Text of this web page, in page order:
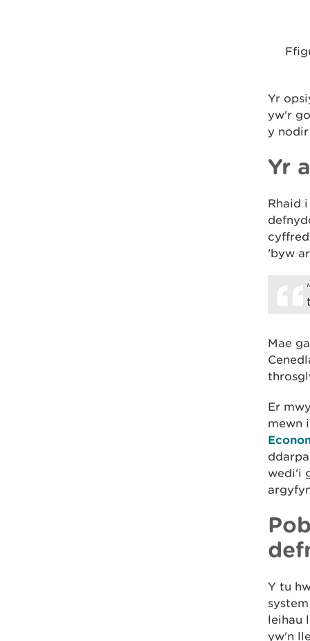
Yr
yw'r
y
Yr
Rhaid
'byw
Mae
Er
mewn
wedi'i
Y tu
leihau
yw'n